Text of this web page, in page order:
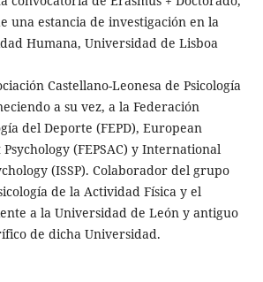
una estancia de investigación en la
Humana, Universidad de Lisboa
Castellano-Leonesa de Psicología
a su vez, a la Federación
del Deporte (FEPD), European
(FEPSAC) y International
(ISSP). Colaborador del grupo
de la Actividad Física y el
a la Universidad de León y antiguo
de dicha Universidad.